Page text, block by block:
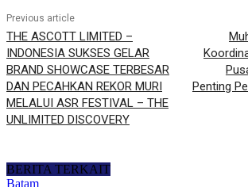
Previous article
THE ASCOTT LIMITED –
INDONESIA SUKSES GELAR
BRAND SHOWCASE TERBESAR
DAN PECAHKAN REKOR MURI
MELALUI ASR FESTIVAL – THE
UNLIMITED DISCOVERY
Penting
BERITA TERKAIT
Batam